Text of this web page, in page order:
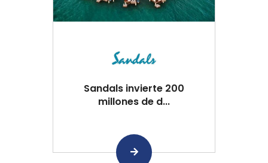
Sandals invierte 200
millones de d...